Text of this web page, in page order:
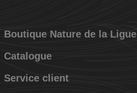
Boutique Nature de la Ligue
Catalogue
Service client